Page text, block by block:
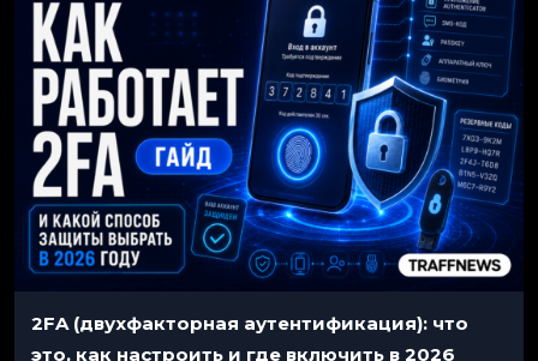
2FA (двухфакторная аутентификация): что
это, как настроить и где включить в 2026